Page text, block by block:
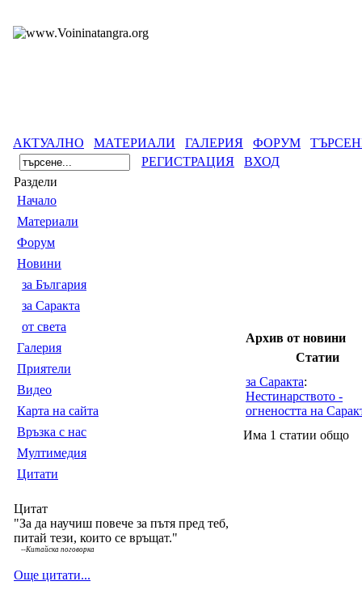
АКТУАЛНО МАТЕРИАЛИ ГАЛЕРИЯ ФОРУМ
РЕГИСТРАЦИЯ
ВХОД
Раздели
Началo
Материали
Форум
Новини
за България
за Саракта
от света
Галерия
Приятели
Видео
Карта на сайта
Връзка с нас
Мултимедия
Цитати
Цитат
"За да научиш повече за пътя пред теб,
питай тези, които се връщат."
--Китайска поговорка
Още цитати...
Архив от новини
Статии
за Саракта:
Нестинарството -
огнеността на
Има 1 статии общо